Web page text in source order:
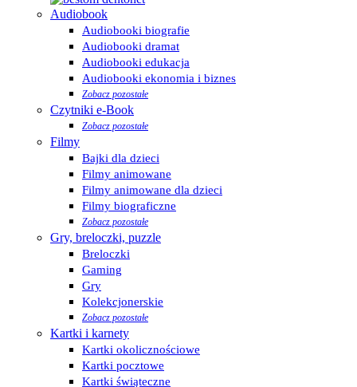
Audiobook
Audiobooki biografie
Audiobooki dramat
Audiobooki edukacja
Audiobooki ekonomia i biznes
Zobacz pozostałe
Czytniki e-Book
Zobacz pozostałe
Filmy
Bajki dla dzieci
Filmy animowane
Filmy animowane dla dzieci
Filmy biograficzne
Zobacz pozostałe
Gry, breloczki, puzzle
Breloczki
Gaming
Gry
Kolekcjonerskie
Zobacz pozostałe
Kartki i karnety
Kartki okolicznościowe
Kartki pocztowe
Kartki świąteczne